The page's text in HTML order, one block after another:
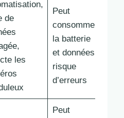
de
les
Peut
consommer
la batterie
et données,
risque
d’erreurs
Peut